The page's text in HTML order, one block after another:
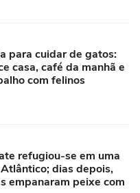
para cuidar de gatos:
casa, café da manhã e
com felinos
refugiou-se em uma
dias depois,
empanaram peixe com